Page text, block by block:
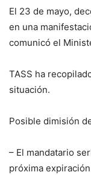
El 23 de mayo,
en una
comunicó el
TASS ha
situación.
Posible dimisión
– El mandatario
próxima